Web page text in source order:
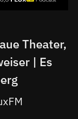
Theater,
| Es